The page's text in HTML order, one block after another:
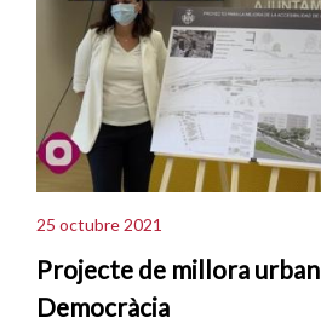
25 octubre 2021
Projecte de millora
Democràcia